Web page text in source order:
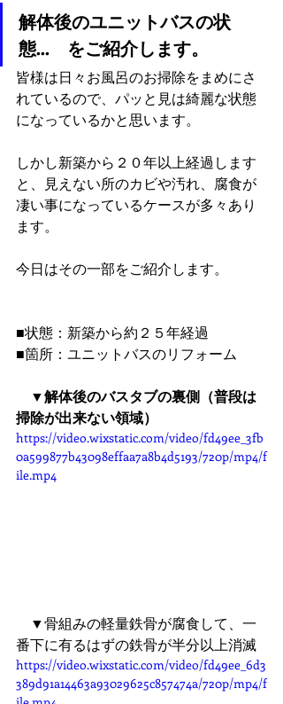
解体後のユニットバスの状
態…　をご紹介します。
皆様は日々お風呂のお掃除をまめにさ
れているので、パッと見は綺麗な状態
になっているかと思います。
しかし新築から２０年以上経過します
と、見えない所のカビや汚れ、腐食が
凄い事になっているケースが多々あり
ます。
今日はその一部をご紹介します。
■状態：新築から約２５年経過
■箇所：ユニットバスのリフォーム
▼解体後のバスタブの裏側（普段は
掃除が出来ない領域）
https://video.wixstatic.com/video/fd49ee_3fb
0a599877b43098effaa7a8b4d5193/720p/mp4/f
ile.mp4
▼骨組みの軽量鉄骨が腐食して、一
番下に有るはずの鉄骨が半分以上消滅
https://video.wixstatic.com/video/fd49ee_6d3
389d91a14463a93029625c857474a/720p/mp4/f